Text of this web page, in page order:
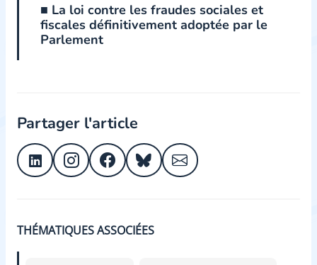
■ La loi contre les fraudes sociales et
fiscales définitivement adoptée par le
Parlement
Partager l'article
THÉMATIQUES ASSOCIÉES